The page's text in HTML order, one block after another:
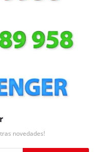
novedades!